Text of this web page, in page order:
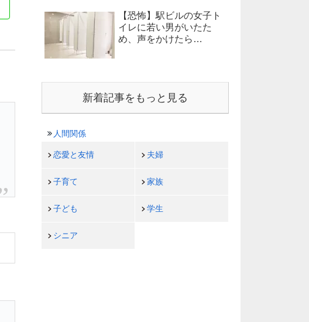
【恐怖】駅ビルの女子ト
イレに若い男がいたた
め、声をかけたら…
新着記事をもっと見る
人間関係
恋愛と友情 夫婦
子育て 家族
子ども 学生
シニア